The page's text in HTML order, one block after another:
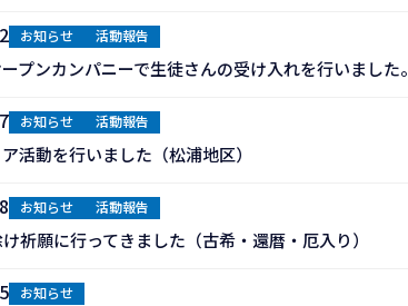
お知らせ 活動報告
プンカンパニーで生徒さんの受け入れを行いました。
お知らせ 活動報告
活動を行いました（松浦地区）
お知らせ 活動報告
祈願に行ってきました（古希・還暦・厄入り）
お知らせ